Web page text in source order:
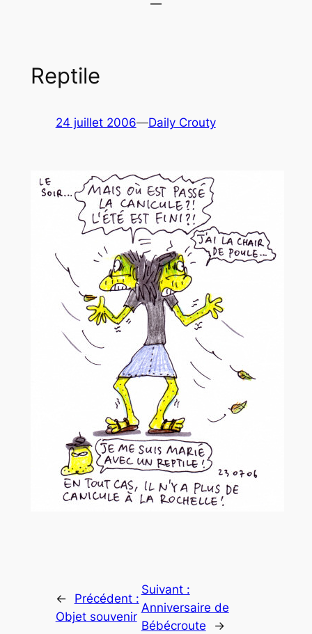
Reptile
24 juillet 2006—Daily Crouty
←
Précédent :
Objet souvenir
Suivant :
Anniversaire de
Bébécroute
→